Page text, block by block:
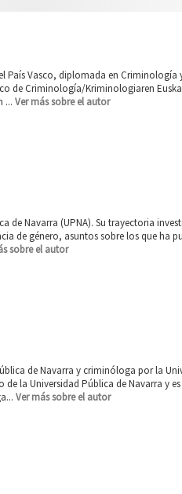
País Vasco, diplomada en
de Criminología/Kriminologiaren
... Ver más sobre el autor
de Navarra (UPNA). Su trayectoria
de género, asuntos sobre los que ha
sobre el autor
de Navarra y criminóloga por la
la Universidad Pública de Navarra y
Ver más sobre el autor